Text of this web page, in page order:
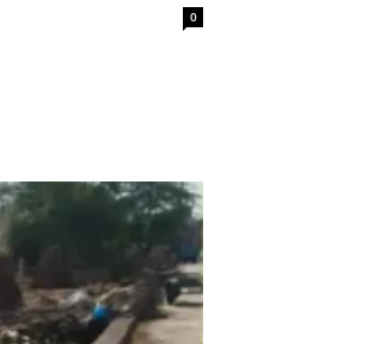
0